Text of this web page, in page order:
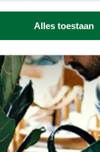
Alles toestaan